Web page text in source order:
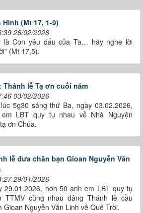
Hình (Mt 17, 1-9)
26/02/2026
là Con yêu dấu của Ta… hãy nghe lời
(Mt 17,5).
Thánh lễ Tạ ơn cuối năm
03/02/2026
5g30 sáng thứ Ba, ngày 03.02.2026,
LBT quy tụ nhau về Nhà Nguyện
ơn Chúa.
lễ đưa chân bạn Gioan Nguyễn Văn
29/01/2026
29.01.2026, hơn 50 anh em LBT quy tụ
TTMV cùng nhau dâng Thánh lễ cầu
Gioan Nguyễn Văn Linh về Quê Trời.